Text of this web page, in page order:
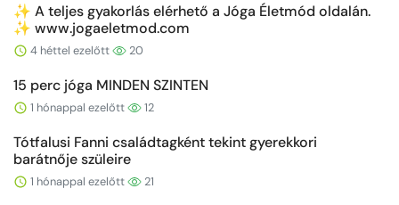
✨ A teljes gyakorlás elérhető a Jóga Életmód oldalán.
✨ www.jogaeletmod.com
4 héttel ezelőtt 20
15 perc jóga MINDEN SZINTEN
1 hónappal ezelőtt 12
Tótfalusi Fanni családtagként tekint gyerekkori
barátnője szüleire
1 hónappal ezelőtt 21